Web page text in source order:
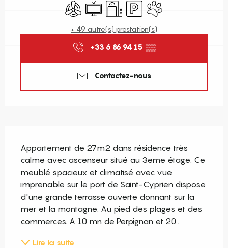
Air conditionné
TélévisionAscenseur
ParkingAnimaux acceptés
+ 49 autre(s) prestation(s)
+33 6 86 94 15 ▒▒
Contactez-nous
Appartement de 27m2 dans résidence très
calme avec ascenseur situé au 3eme étage. Ce
meublé spacieux et climatisé avec vue
imprenable sur le port de Saint-Cyprien dispose
d'une grande terrasse ouverte donnant sur la
mer et la montagne. Au pied des plages et des
commerces. A 10 mn de Perpignan et 20...
Lire la suite